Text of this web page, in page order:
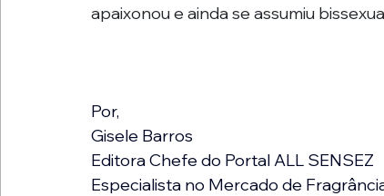
apaixonou e ainda se assumiu
Por,
Gisele Barros
Editora Chefe do Portal ALL SENSEZ
Especialista no Mercado de